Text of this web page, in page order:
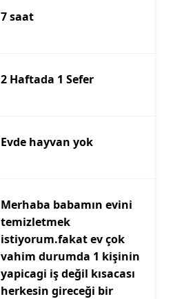
7 saat
2 Haftada 1 Sefer
Evde hayvan yok
Merhaba babamın evini
temizletmek
istiyorum.fakat ev çok
vahim durumda 1 kişinin
yapicagi iş değil kısacası
herkesin gireceği bir